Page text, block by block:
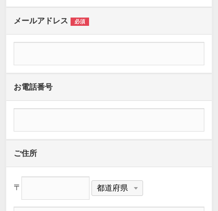
メールアドレス 必須
お電話番号
ご住所
〒